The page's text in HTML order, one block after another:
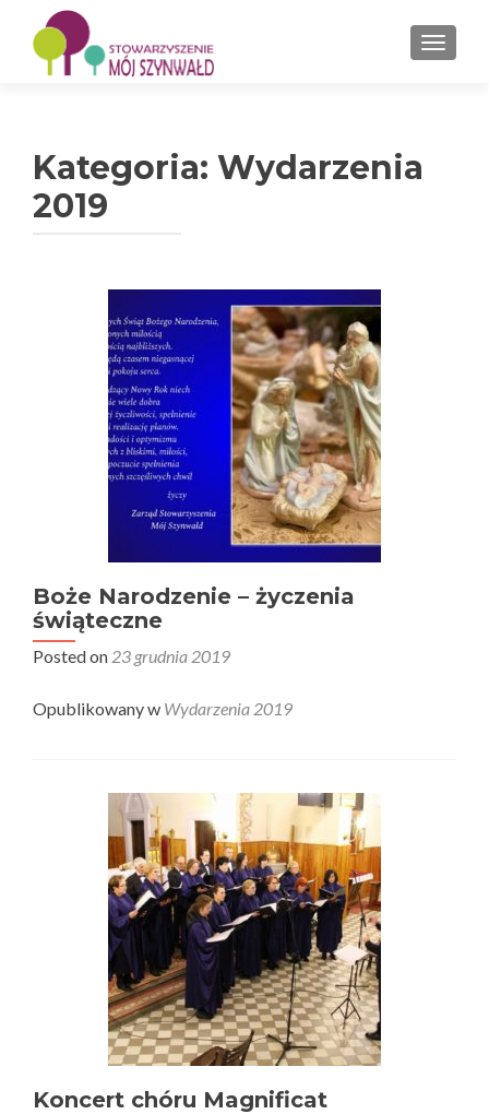
Kategoria: Wydarzenia
2019
Boże Narodzenie – życzenia
świąteczne
Posted on 23 grudnia 2019
Opublikowany w Wydarzenia 2019
Koncert chóru Magnificat
Nawigacja po wpisach